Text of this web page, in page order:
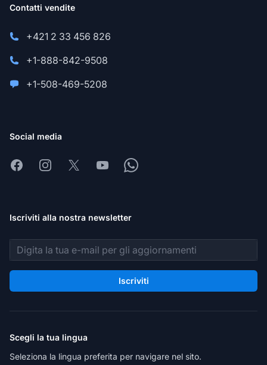
Contatti vendite
+421 2 33 456 826
+1-888-842-9508
+1-508-469-5208
Social media
FacebookInstagram
X YoutubeWhatsapp
Iscriviti alla nostra newsletter
Indirizzo email
Iscriviti
Scegli la tua lingua
Seleziona la lingua preferita per navigare nel sito.